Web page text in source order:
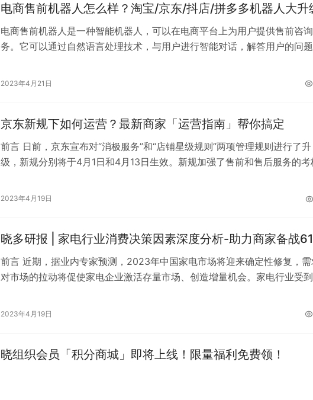
电商售前机器人怎么样？淘宝/京东/抖店/拼多多机器人大升
电商售前机器人是一种智能机器人，可以在电商平台上为用户提供售前咨
务。它可以通过自然语言处理技术，与用户进行智能对话，解答用户的问题
2023年4月21日
京东新规下如何运营？最新商家「运营指南」帮你搞定
前言 日前，京东宣布对“消极服务”和“店铺星级规则”两项管理规则进行了升
级，新规分别将于4月1日和4月13日生效。新规加强了售前和售后服务的考
2023年4月19日
晓多研报 | 家电行业消费决策因素深度分析-助力商家备战
前言 近期，据业内专家预测，2023年中国家电市场将迎来确定性修复，
对市场的拉动将促使家电企业激活存量市场、创造增量机会。家电行业受到
2023年4月19日
晓组织会员「积分商城」即将上线！限量福利免费领！